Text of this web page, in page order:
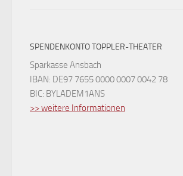
SPENDENKONTO TOPPLER-THEATER
Sparkasse Ansbach
IBAN: DE97 7655 0000 0007 0042 78
BIC: BYLADEM1ANS
>> weitere Informationen